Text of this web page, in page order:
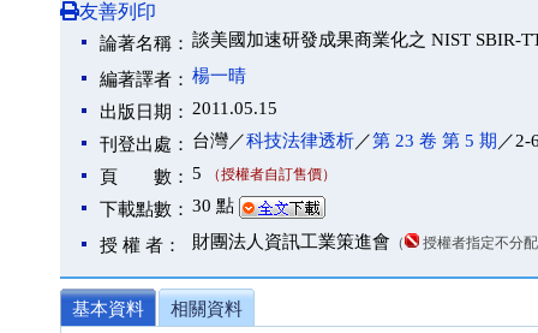
友善列印
論著名稱： 談美國加速研發成果商業化之 NIST SBIR-
編著譯者： 楊一晴
出版日期： 2011.05.15
刊登出處： 台灣／科技法律透析／第 23 卷 第 5 期 ／2-
頁 數： 5 （授權者自訂售價）
下載點數： 30 點
授 權 者： 財團法人資訊工業策進會 （ 授權者指定不分
基本資料
相關資料